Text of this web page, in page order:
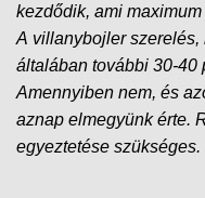
kezdődik, ami
A villanybojlerszerelés,
általában további 30-40
Amennyiben nem, és
aznap elmegyünk érte.
egyeztetése szükséges.